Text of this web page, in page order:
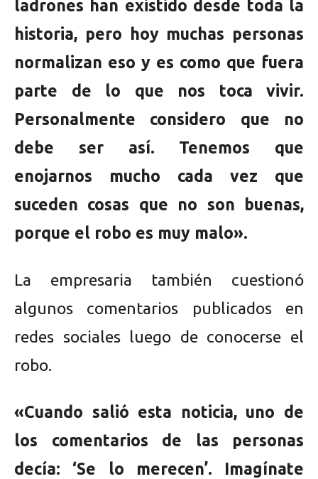
ladrones han existido desde toda la
historia, pero hoy muchas personas
normalizan eso y es como que fuera
parte de lo que nos toca vivir.
Personalmente considero que no
debe ser así. Tenemos que
enojarnos mucho cada vez que
suceden cosas que no son buenas,
porque el robo es muy malo».
La empresaria también cuestionó
algunos comentarios publicados en
redes sociales luego de conocerse el
robo.
«Cuando salió esta noticia, uno de
los comentarios de las personas
decía: ‘Se lo merecen’. Imagínate